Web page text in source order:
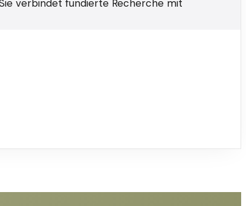
verbindet fundierte Recherche mit